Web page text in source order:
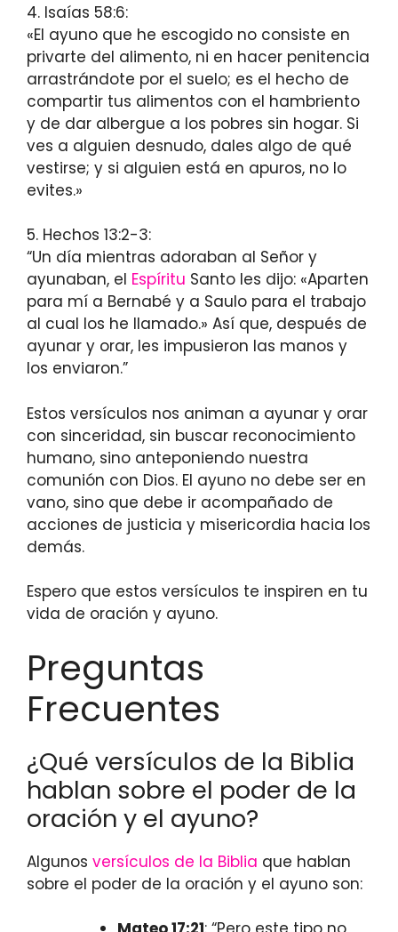
4. Isaías 58:6:
«El ayuno que he escogido no consiste en
privarte del alimento, ni en hacer penitencia
arrastrándote por el suelo; es el hecho de
compartir tus alimentos con el hambriento
y de dar albergue a los pobres sin hogar. Si
ves a alguien desnudo, dales algo de qué
vestirse; y si alguien está en apuros, no lo
evites.»
5. Hechos 13:2-3:
“Un día mientras adoraban al Señor y
ayunaban, el Espíritu Santo les dijo: «Aparten
para mí a Bernabé y a Saulo para el trabajo
al cual los he llamado.» Así que, después de
ayunar y orar, les impusieron las manos y
los enviaron.”
Estos versículos nos animan a ayunar y orar
con sinceridad, sin buscar reconocimiento
humano, sino anteponiendo nuestra
comunión con Dios. El ayuno no debe ser en
vano, sino que debe ir acompañado de
acciones de justicia y misericordia hacia los
demás.
Espero que estos versículos te inspiren en tu
vida de oración y ayuno.
Preguntas
Frecuentes
¿Qué versículos de la Biblia
hablan sobre el poder de la
oración y el ayuno?
Algunos versículos de la Biblia que hablan
sobre el poder de la oración y el ayuno son: